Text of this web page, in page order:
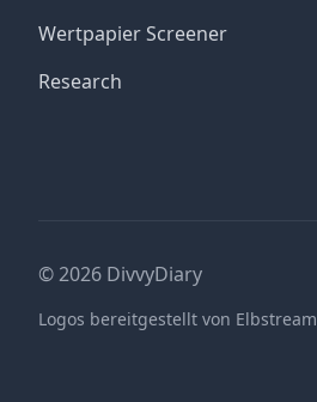
Wertpapier Screener
Research
©2026 DivvyDiary
Logos bereitgestellt von Elbstream